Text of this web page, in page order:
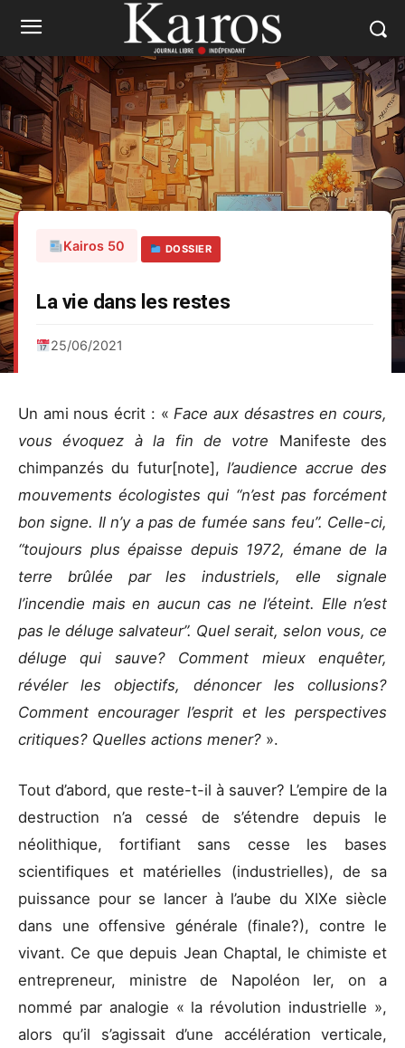
Kairos 50 DOSSIER
La vie dans les restes
25/06/2021
Un ami nous écrit : «Face aux désastres en cours,
vous évoquez à la fin de votre Manifeste des
chimpanzés du futur[note],l’audience accrue des
mouvements écologistes qui “n’est pas forcément
bon signe. Il n’y a pas de fumée sans feu”. Celle-ci,
“toujours plus épaisse depuis 1972, émane de la
terre brûlée par les industriels, elle signale
l’incendie mais en aucun cas ne l’éteint. Elle n’est
pas le déluge salvateur”. Quel serait, selon vous, ce
déluge qui sauve? Comment mieux enquêter,
révéler les objectifs, dénoncer les collusions?
Comment encourager l’esprit et les perspectives
critiques? Quelles actions mener? ».
Tout d’abord, que reste-t-il à sauver? L’empire de la
destruction n’a cessé de s’étendre depuis le
néolithique, fortifiant sans cesse les bases
scientifiques et matérielles (industrielles), de sa
puissance pour se lancer à l’aube du XIXe siècle
dans une offensive générale (finale?), contre le
vivant. Ce que depuis Jean Chaptal, le chimiste et
entrepreneur, ministre de Napoléon Ier, on a
nommé par analogie « la révolution industrielle »,
alors qu’il s’agissait d’une accélération verticale,